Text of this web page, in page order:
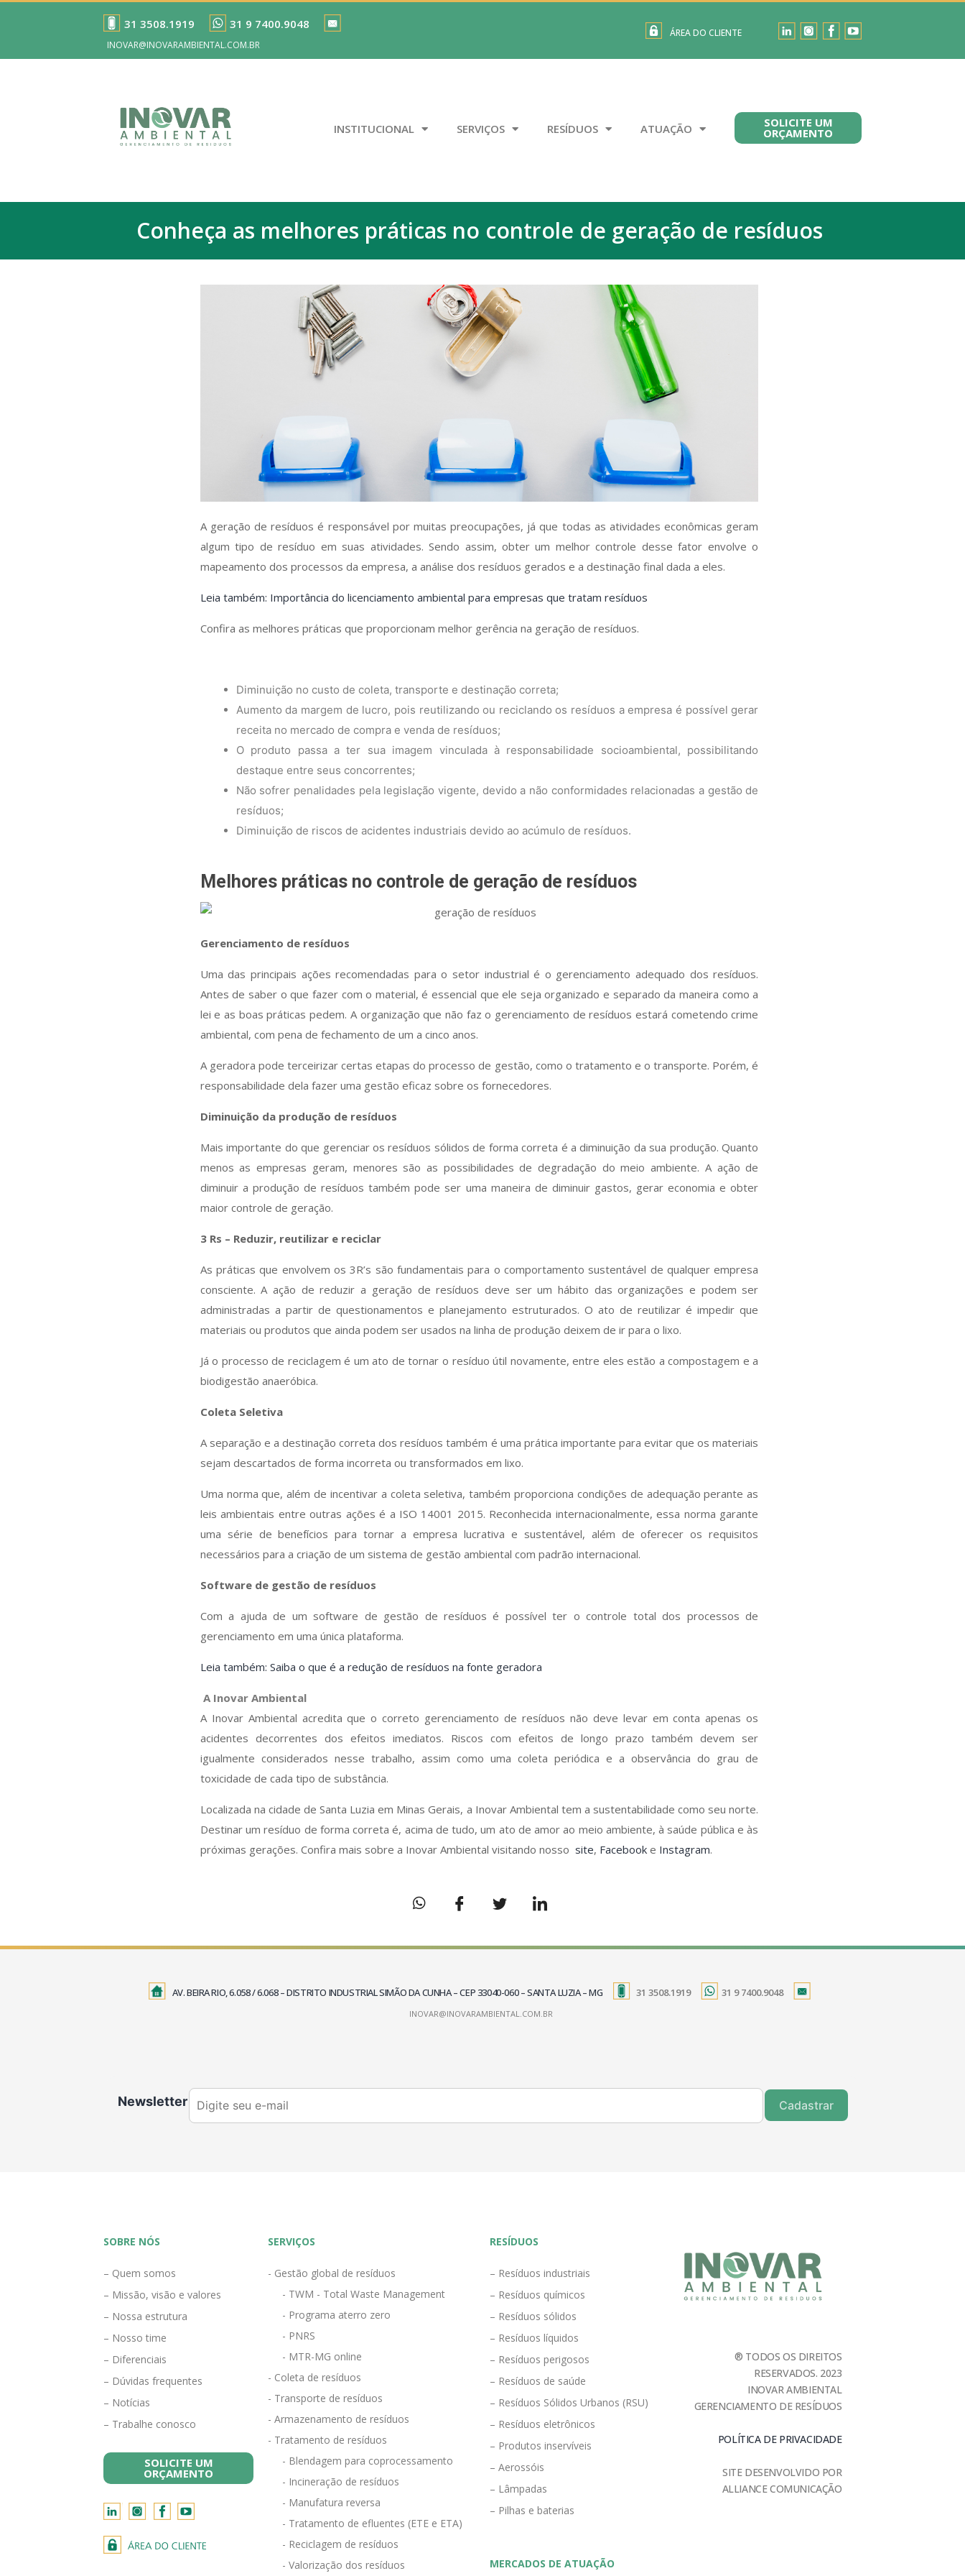
31 3508.1919 31 9 7400.9048
INOVAR@INOVARAMBIENTAL.COM.BR
ÁREA DO CLIENTE
INSTITUCIONAL SERVIÇOS RESÍDUOS ATUAÇÃO SOLICITE UM
ORÇAMENTO
Conheça as melhores práticas no controle de geração de resíduos
A geração de resíduos é responsável por muitas preocupações, já que todas as atividades econômicas geram
algum tipo de resíduo em suas atividades. Sendo assim, obter um melhor controle desse fator envolve o
mapeamento dos processos da empresa, a análise dos resíduos gerados e a destinação final dada a eles.
Leia também: Importância do licenciamento ambiental para empresas que tratam resíduos
Confira as melhores práticas que proporcionam melhor gerência na geração de resíduos.
Diminuição no custo de coleta, transporte e destinação correta;
Aumento da margem de lucro, pois reutilizando ou reciclando os resíduos a empresa é possível gerar
receita no mercado de compra e venda de resíduos;
O produto passa a ter sua imagem vinculada à responsabilidade socioambiental, possibilitando
destaque entre seus concorrentes;
Não sofrer penalidades pela legislação vigente, devido a não conformidades relacionadas a gestão de
resíduos;
Diminuição de riscos de acidentes industriais devido ao acúmulo de resíduos.
Melhores práticas no controle de geração de resíduos
Gerenciamento de resíduos
Uma das principais ações recomendadas para o setor industrial é o gerenciamento adequado dos resíduos.
Antes de saber o que fazer com o material, é essencial que ele seja organizado e separado da maneira como a
lei e as boas práticas pedem. A organização que não faz o gerenciamento de resíduos estará cometendo crime
ambiental, com pena de fechamento de um a cinco anos.
A geradora pode terceirizar certas etapas do processo de gestão, como o tratamento e o transporte. Porém, é
responsabilidade dela fazer uma gestão eficaz sobre os fornecedores.
Diminuição da produção de resíduos
Mais importante do que gerenciar os resíduos sólidos de forma correta é a diminuição da sua produção. Quanto
menos as empresas geram, menores são as possibilidades de degradação do meio ambiente. A ação de
diminuir a produção de resíduos também pode ser uma maneira de diminuir gastos, gerar economia e obter
maior controle de geração.
3 Rs – Reduzir, reutilizar e reciclar
As práticas que envolvem os 3R’s são fundamentais para o comportamento sustentável de qualquer empresa
consciente. A ação de reduzir a geração de resíduos deve ser um hábito das organizações e podem ser
administradas a partir de questionamentos e planejamento estruturados. O ato de reutilizar é impedir que
materiais ou produtos que ainda podem ser usados na linha de produção deixem de ir para o lixo.
Já o processo de reciclagem é um ato de tornar o resíduo útil novamente, entre eles estão a compostagem e a
biodigestão anaeróbica.
Coleta Seletiva
A separação e a destinação correta dos resíduos também é uma prática importante para evitar que os materiais
sejam descartados de forma incorreta ou transformados em lixo.
Uma norma que, além de incentivar a coleta seletiva, também proporciona condições de adequação perante as
leis ambientais entre outras ações é a ISO 14001 2015. Reconhecida internacionalmente, essa norma garante
uma série de benefícios para tornar a empresa lucrativa e sustentável, além de oferecer os requisitos
necessários para a criação de um sistema de gestão ambiental com padrão internacional.
Software de gestão de resíduos
Com a ajuda de um software de gestão de resíduos é possível ter o controle total dos processos de
gerenciamento em uma única plataforma.
Leia também: Saiba o que é a redução de resíduos na fonte geradora
A Inovar Ambiental
A Inovar Ambiental acredita que o correto gerenciamento de resíduos não deve levar em conta apenas os
acidentes decorrentes dos efeitos imediatos. Riscos com efeitos de longo prazo também devem ser
igualmente considerados nesse trabalho, assim como uma coleta periódica e a observância do grau de
toxicidade de cada tipo de substância.
Localizada na cidade de Santa Luzia em Minas Gerais, a Inovar Ambiental tem a sustentabilidade como seu norte.
Destinar um resíduo de forma correta é, acima de tudo, um ato de amor ao meio ambiente, à saúde pública e às
próximas gerações. Confira mais sobre a Inovar Ambiental visitando nosso site, Facebooke Instagram.
AV. BEIRA RIO, 6.058 / 6.068 – DISTRITO INDUSTRIAL SIMÃO DA CUNHA – CEP 33040-060 – SANTA LUZIA – MG 31 3508.1919 31 9 7400.9048
INOVAR@INOVARAMBIENTAL.COM.BR
Newsletter Cadastrar
SOBRE NÓS
– Quem somos
– Missão, visão e valores
– Nossa estrutura
– Nosso time
– Diferenciais
– Dúvidas frequentes
– Notícias
– Trabalhe conosco
SOLICITE UM
ORÇAMENTO
SERVIÇOS
- Gestão global de resíduos
- TWM - Total Waste Management
- Programa aterro zero
- PNRS
- MTR-MG online
- Coleta de resíduos
- Transporte de resíduos
- Armazenamento de resíduos
- Tratamento de resíduos
- Blendagem para coprocessamento
- Incineração de resíduos
- Manufatura reversa
- Tratamento de efluentes (ETE e ETA)
- Reciclagem de resíduos
- Valorização dos resíduos
RESÍDUOS
– Resíduos industriais
– Resíduos químicos
– Resíduos sólidos
– Resíduos líquidos
– Resíduos perigosos
– Resíduos de saúde
– Resíduos Sólidos Urbanos (RSU)
– Resíduos eletrônicos
– Produtos inservíveis
– Aerossóis
– Lâmpadas
– Pilhas e baterias
MERCADOS DE ATUAÇÃO
® TODOS OS DIREITOS
RESERVADOS. 2023
INOVAR AMBIENTAL
GERENCIAMENTO DE RESÍDUOS
POLÍTICA DE PRIVACIDADE
SITE DESENVOLVIDO POR
ALLIANCE COMUNICAÇÃO